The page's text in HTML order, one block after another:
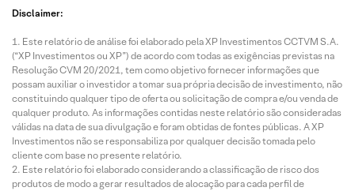
Disclaimer:
Este relatório de análise foi elaborado pela XP Investimentos CCTVM S.A.
(“XP Investimentos ou XP”) de acordo com todas as exigências previstas na
Resolução CVM 20/2021, tem como objetivo fornecer informações que
possam auxiliar o investidor a tomar sua própria decisão de investimento, não
constituindo qualquer tipo de oferta ou solicitação de compra e/ou venda de
qualquer produto. As informações contidas neste relatório são consideradas
válidas na data de sua divulgação e foram obtidas de fontes públicas. A XP
Investimentos não se responsabiliza por qualquer decisão tomada pelo
cliente com base no presente relatório.
Este relatório foi elaborado considerando a classificação de risco dos
produtos de modo a gerar resultados de alocação para cada perfil de